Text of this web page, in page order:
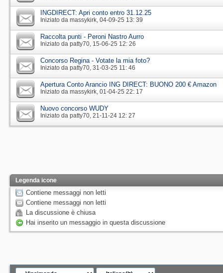
INGDIRECT: Apri conto entro 31.12.25
Iniziato da massykirk‎, 04-09-25 13: 39
Raccolta punti - Peroni Nastro Aurro
Iniziato da patty70‎, 15-06-25 12: 26
Concorso Regina - Votate la mia foto?
Iniziato da patty70‎, 31-03-25 11: 46
Apertura Conto Arancio ING DIRECT: BUONO 200 € Amazon
Iniziato da massykirk‎, 01-04-25 22: 17
Nuovo concorso WUDY
Iniziato da patty70‎, 21-11-24 12: 27
Legenda icone
Contiene messaggi non letti
Contiene messaggi non letti
La discussione è chiusa
Hai inserito un messaggio in questa discussione